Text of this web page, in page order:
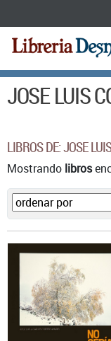
JOSE LUIS
LIBROS DE: JOSE
Mostrando libros